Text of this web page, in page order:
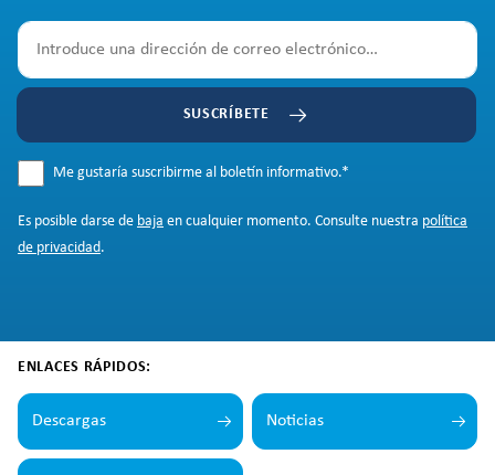
SUSCRÍBETE
Me gustaría suscribirme al boletín informativo.*
Es posible darse de baja en cualquier momento. Consulte nuestra política
de privacidad.
ENLACES RÁPIDOS:
Descargas Noticias